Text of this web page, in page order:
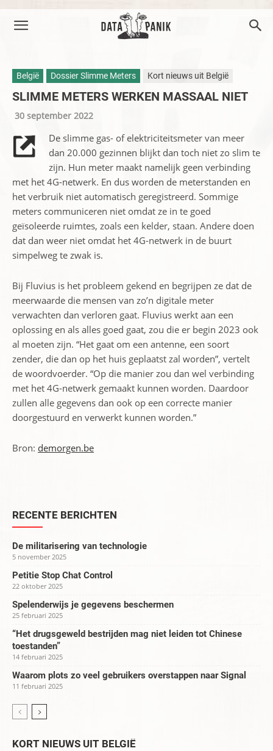
België Dossier Slimme Meters Kort nieuws uit België
SLIMME METERS WERKEN MASSAAL NIET
30 september 2022
De slimme gas- of elektriciteitsmeter van meer
dan 20.000 gezinnen blijkt dan toch niet zo slim te
zijn. Hun meter maakt namelijk geen verbinding
met het 4G-netwerk. En dus worden de meterstanden en
het verbruik niet automatisch geregistreerd. Sommige
meters communiceren niet omdat ze in te goed
geïsoleerde ruimtes, zoals een kelder, staan. Andere doen
dat dan weer niet omdat het 4G-netwerk in de buurt
simpelweg te zwak is.
Bij Fluvius is het probleem gekend en begrijpen ze dat de
meerwaarde die mensen van zo’n digitale meter
verwachten dan verloren gaat. Fluvius werkt aan een
oplossing en als alles goed gaat, zou die er begin 2023 ook
al moeten zijn. “Het gaat om een antenne, een soort
zender, die dan op het huis geplaatst zal worden”, vertelt
de woordvoerder. “Op die manier zou dan wel verbinding
met het 4G-netwerk gemaakt kunnen worden. Daardoor
zullen alle gegevens dan ook op een correcte manier
doorgestuurd en verwerkt kunnen worden.”
Bron: demorgen.be
RECENTE BERICHTEN
De militarisering van technologie
5 november 2025
Petitie Stop Chat Control
22 oktober 2025
Spelenderwijs je gegevens beschermen
25 februari 2025
“Het drugsgeweld bestrijden mag niet leiden tot Chinese
toestanden”
14 februari 2025
Waarom plots zo veel gebruikers overstappen naar Signal
11 februari 2025
KORT NIEUWS UIT BELGIË